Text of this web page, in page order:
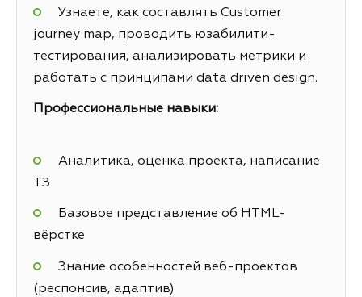
Узнаете, как составлять Customer
journey map, проводить юзабилити-
тестирования, анализировать метрики и
работать с принципами data driven design.
Профессиональные навыки:
Аналитика, оценка проекта, написание
ТЗ
Базовое представление об HTML-
вёрстке
Знание особенностей веб-проектов
(респонсив, адаптив)